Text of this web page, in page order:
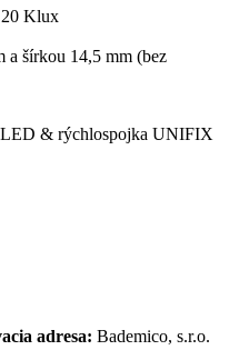
20 Klux
a šírkou 14,5 mm (bez
& rýchlospojka UNIFIX
adresa: Bademico, s.r.o.